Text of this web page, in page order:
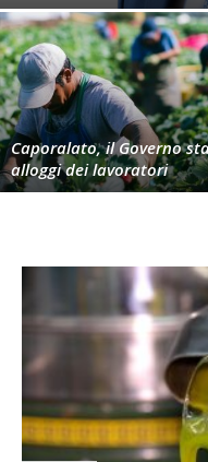
Caporalato, il Governo
alloggi dei lavoratori